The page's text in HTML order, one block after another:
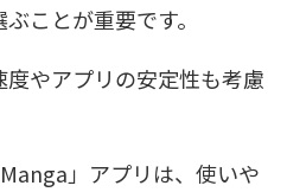
ことが重要です。
やアプリの安定性も考慮
」アプリは、使いや